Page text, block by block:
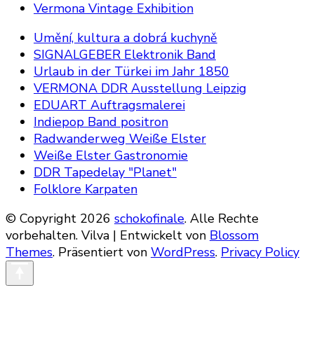
Vermona Vintage Exhibition
Umění, kultura a dobrá kuchyně
SIGNALGEBER Elektronik Band
Urlaub in der Türkei im Jahr 1850
VERMONA DDR Ausstellung Leipzig
EDUART Auftragsmalerei
Indiepop Band positron
Radwanderweg Weiße Elster
Weiße Elster Gastronomie
DDR Tapedelay "Planet"
Folklore Karpaten
© Copyright 2026 schokofinale. Alle Rechte
vorbehalten. Vilva | Entwickelt von Blossom
Themes. Präsentiert von WordPress. Privacy Policy